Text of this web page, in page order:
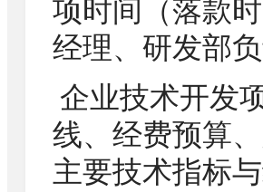
项时间（落款
经理、研发部
企业技术开发
线、经费预算
主要技术指标